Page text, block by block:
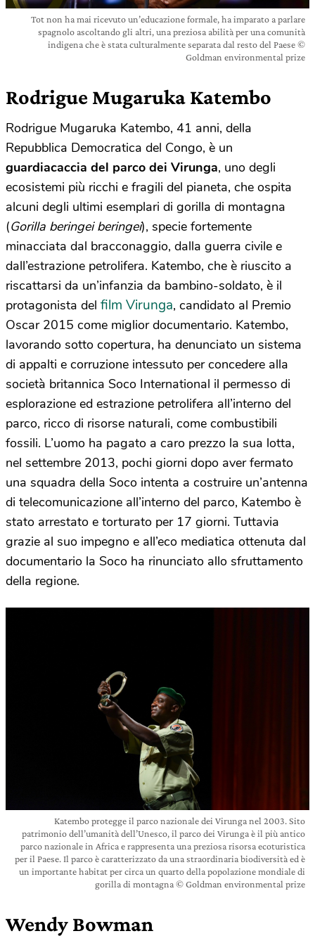
Tot non ha mai ricevuto un’educazione formale, ha imparato a parlare
spagnolo ascoltando gli altri, una preziosa abilità per una comunità
indigena che è stata culturalmente separata dal resto del Paese ©
Goldman environmental prize
Rodrigue Mugaruka Katembo
Rodrigue Mugaruka Katembo, 41 anni, della
Repubblica Democratica del Congo, è un
guardiacaccia del parco dei Virunga, uno degli
ecosistemi più ricchi e fragili del pianeta, che ospita
alcuni degli ultimi esemplari di gorilla di montagna
(Gorilla beringei beringei), specie fortemente
minacciata dal bracconaggio, dalla guerra civile e
dall’estrazione petrolifera. Katembo, che è riuscito a
riscattarsi da un’infanzia da bambino-soldato, è il
protagonista del film Virunga, candidato al Premio
Oscar 2015 come miglior documentario. Katembo,
lavorando sotto copertura, ha denunciato un sistema
di appalti e corruzione intessuto per concedere alla
società britannica Soco International il permesso di
esplorazione ed estrazione petrolifera all’interno del
parco, ricco di risorse naturali, come combustibili
fossili. L’uomo ha pagato a caro prezzo la sua lotta,
nel settembre 2013, pochi giorni dopo aver fermato
una squadra della Soco intenta a costruire un’antenna
di telecomunicazione all’interno del parco, Katembo è
stato arrestato e torturato per 17 giorni. Tuttavia
grazie al suo impegno e all’eco mediatica ottenuta dal
documentario la Soco ha rinunciato allo sfruttamento
della regione.
Katembo protegge il parco nazionale dei Virunga nel 2003. Sito
patrimonio dell’umanità dell’Unesco, il parco dei Virunga è il più antico
parco nazionale in Africa e rappresenta una preziosa risorsa ecoturistica
per il Paese. Il parco è caratterizzato da una straordinaria biodiversità ed è
un importante habitat per circa un quarto della popolazione mondiale di
gorilla di montagna © Goldman environmental prize
Wendy Bowman